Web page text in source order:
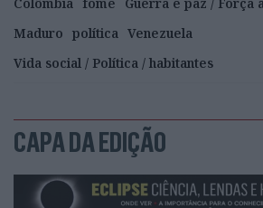
Colômbia fome
Guerra e paz / Força
Maduro política Venezuela
Vida social / Política / habitantes
CAPA DA EDIÇÃO